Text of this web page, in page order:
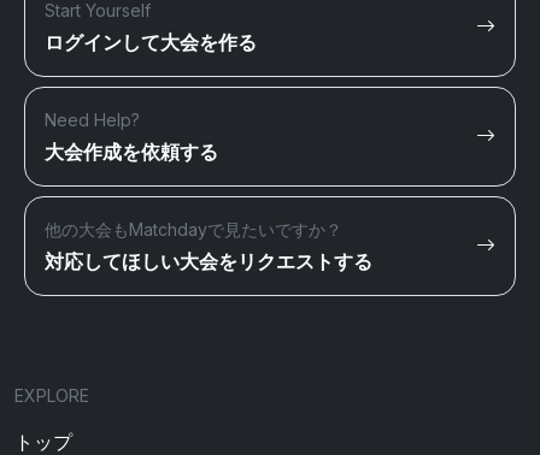
Start Yourself
ログインして大会を作る
Need Help?
大会作成を依頼する
他の大会もMatchdayで見たいですか？
対応してほしい大会をリクエストする
EXPLORE
トップ